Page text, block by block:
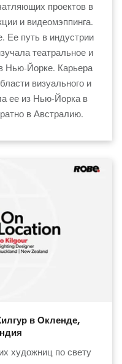
проектов в
и видеомэппинга.
Ее путь в индустрии
театральное и
Нью-Йорке. Карьера
визуального и
ее из Нью-Йорка в
в Австралию.
в Окленде,
художниц по свету